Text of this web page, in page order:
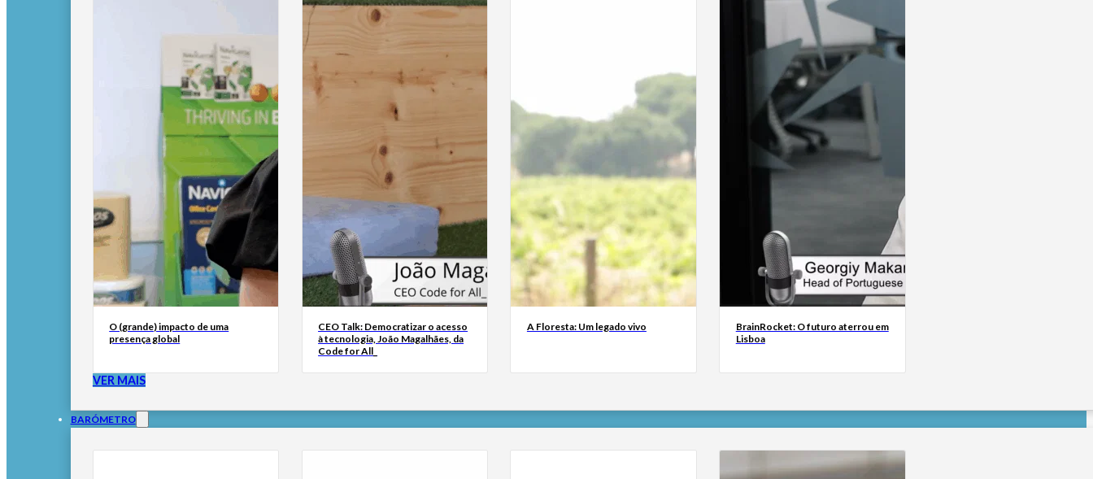
O (grande) impacto de uma
presença global
CEO Talk: Democratizar o acesso
à tecnologia, João Magalhães, da
Code for All_
A Floresta: Um legado vivo
BrainRocket: O futuro aterrou em
Lisboa
VER MAIS
BARÓMETRO